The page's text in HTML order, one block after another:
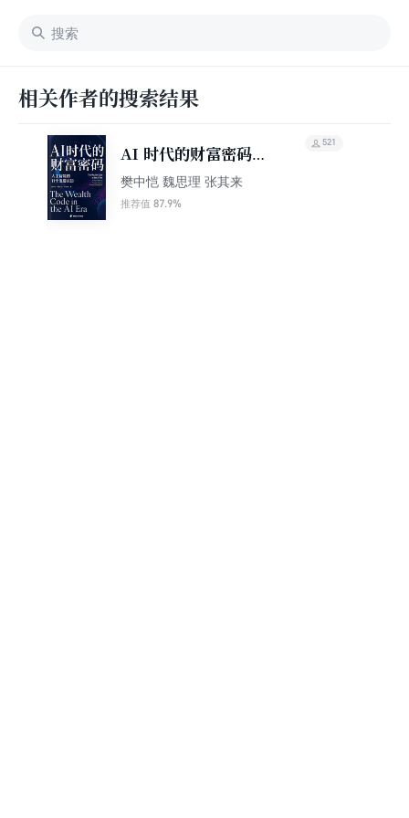
相关作者的搜索结果
AI 时代的财富密码：
人工智能的11个底层
认知
樊中恺 魏思理 张其来
推荐值 87.9%
521